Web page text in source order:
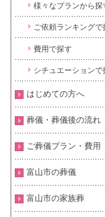
様々なプランから探
ご依頼ランキングで
費用で探す
シチュエーションで
はじめての方へ
葬儀・葬儀後の流れ
ご葬儀プラン・費用
富山市の葬儀
富山市の家族葬